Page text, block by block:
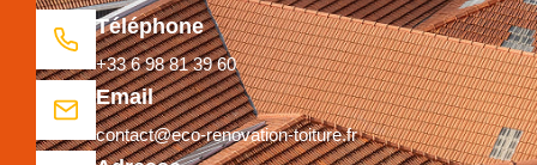
Téléphone
+33 6 98 81 39 60
Email
contact@eco-renovation-toiture.fr